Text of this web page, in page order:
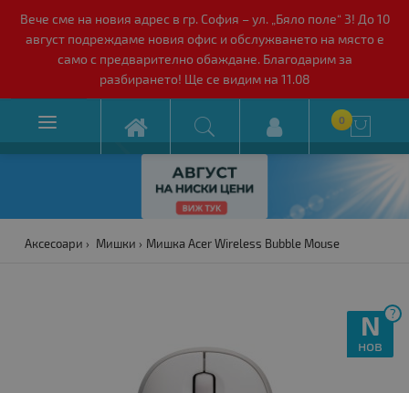
Вече сме на новия адрес в гр. София – ул. „Бяло поле“ 3! До 10
август подреждаме новия офис и обслужването на място е
само с предварително обаждане. Благодарим за
разбирането! Ще се видим на 11.08
 0 
Аксесоари Мишки Мишка Acer Wireless Bubble Mouse
?
N
нов